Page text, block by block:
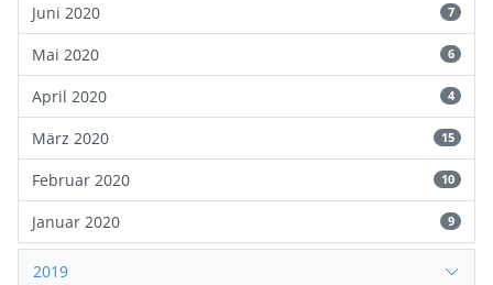
Juni 2020 7
Mai 2020 6
April 2020 4
März 2020 15
Februar 2020 10
Januar 2020 9
2019